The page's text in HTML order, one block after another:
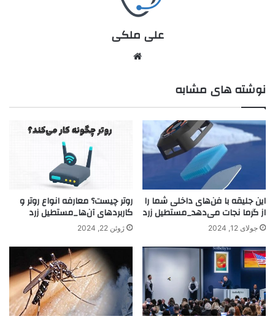
علی ملکی
نوشته های مشابه
این جلیقه با فن‌های داخلی شما را
از گرما نجات می‌دهد_مستطیل زرد
جولای 12, 2024
روتر چیست؟ معارفه انواع روتر و
کاربردهای آن‌ها_مستطیل زرد
ژوئن 22, 2024